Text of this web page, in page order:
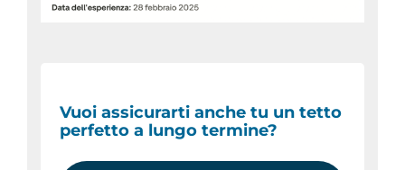
Vuoi assicurarti anche tu un tetto
perfetto a lungo termine?